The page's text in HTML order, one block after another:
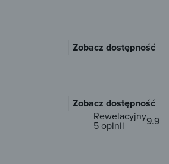
Zobacz dostępność
Zobacz dostępność
9.9
Rewelacyjny
5 opinii